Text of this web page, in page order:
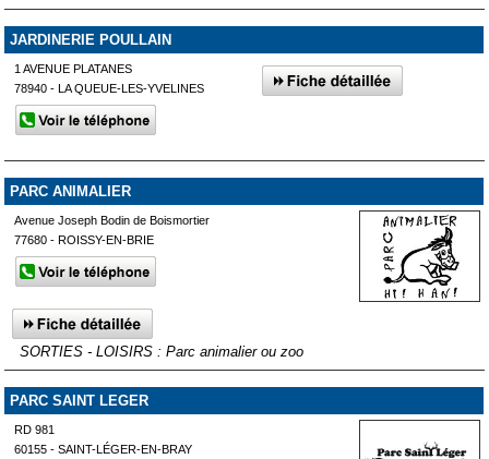
JARDINERIE POULLAIN
1 AVENUE PLATANES
78940 - LA QUEUE-LES-YVELINES
PARC ANIMALIER
Avenue Joseph Bodin de Boismortier
77680 - ROISSY-EN-BRIE
SORTIES - LOISIRS : Parc animalier ou zoo
PARC SAINT LEGER
RD 981
60155 - SAINT-LÉGER-EN-BRAY